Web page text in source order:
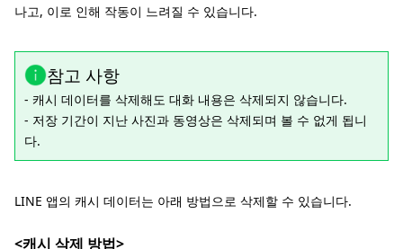
나고, 이로 인해 작동이 느려질 수 있습니다.
참고 사항
- 캐시 데이터를 삭제해도 대화 내용은 삭제되지 않습니다.
- 저장 기간이 지난 사진과 동영상은 삭제되며 볼 수 없게 됩니
다.
LINE 앱의 캐시 데이터는 아래 방법으로 삭제할 수 있습니다.
<캐시 삭제 방법>